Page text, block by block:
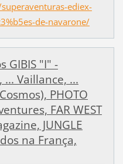
ediex-
de-navarone/
GIBIS "I" -
... Vaillance, ...
PHOTO
FAR WEST
JUNGLE
na França,